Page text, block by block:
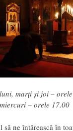
luni, marți și joi –
miercuri – orele 17.00
să ne întărească în